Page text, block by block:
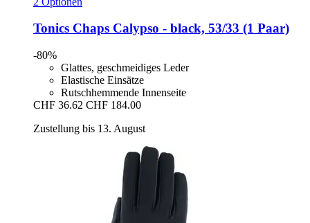
Tonics Chaps Calypso -​ black, 53/33 (1 Paar)
-80%
Glattes, geschmeidiges Leder
Elastische Einsätze
Rutschhemmende Innenseite
CHF 36.62 CHF 184.00
Zustellung bis 13. August